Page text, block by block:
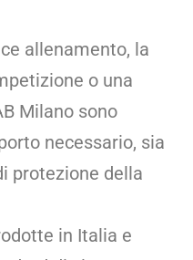
allenamento, la
o una
Milano sono
necessario, sia
protezione della
in Italia e